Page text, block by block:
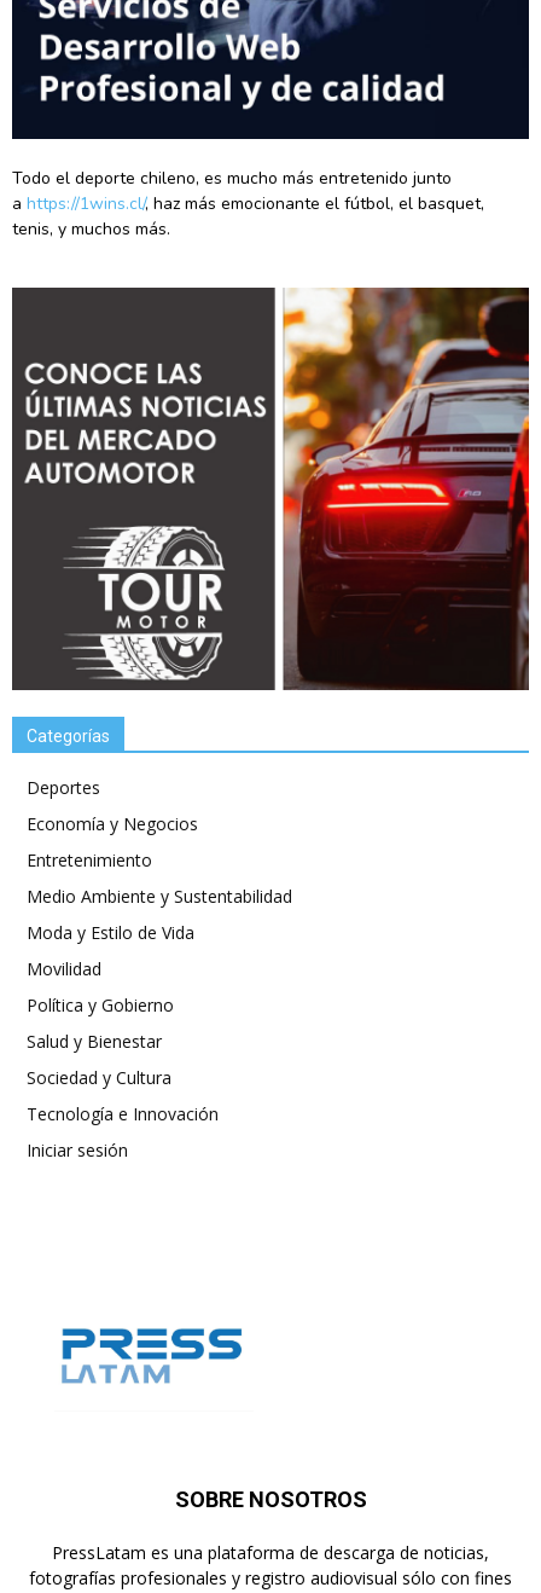
Todo el deporte chileno, es mucho más entretenido junto
a https://1wins.cl/, haz más emocionante el fútbol, el basquet,
tenis, y muchos más.
Categorías
Deportes
Economía y Negocios
Entretenimiento
Medio Ambiente y Sustentabilidad
Moda y Estilo de Vida
Movilidad
Política y Gobierno
Salud y Bienestar
Sociedad y Cultura
Tecnología e Innovación
Iniciar sesión
SOBRE NOSOTROS
PressLatam es una plataforma de descarga de noticias,
fotografías profesionales y registro audiovisual sólo con fines